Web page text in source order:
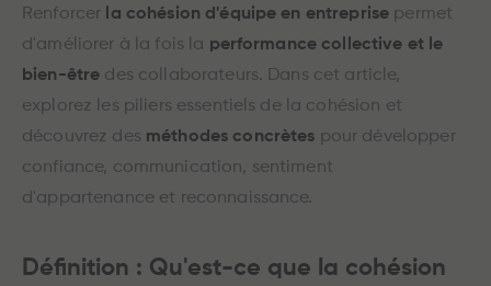
Renforcer la cohésion d'équipe en entreprise permet
d'améliorer à la fois la performance collective et le
bien-être des collaborateurs. Dans cet article,
explorez les piliers essentiels de la cohésion et
découvrez des méthodes concrètes pour développer
confiance, communication, sentiment
d'appartenance et reconnaissance.
Définition : Qu'est-ce que la cohésion